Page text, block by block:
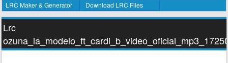
LRC Maker & Generator Download LRC Files
Lrc